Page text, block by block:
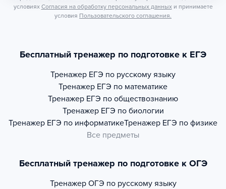
условиях Согласия на обработку персональных данных и принимаете
условия Пользовательского соглашения.
Бесплатный тренажер по подготовке к ЕГЭ
Тренажер ЕГЭ по русскому языку
Тренажер ЕГЭ по математике
Тренажер ЕГЭ по обществознанию
Тренажер ЕГЭ по биологии
Тренажер ЕГЭ по информатикеТренажер ЕГЭ по физике
Все предметы
Бесплатный тренажер по подготовке к ОГЭ
Тренажер ОГЭ по русскому языку